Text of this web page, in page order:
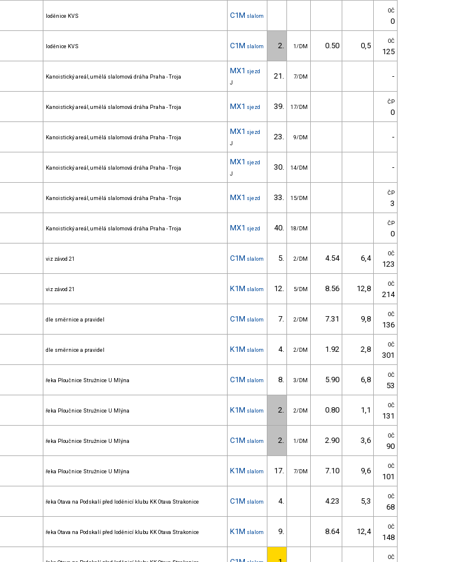
loděnice KVS C1M slalom
OČ
0
loděnice KVS C1M slalom 2. 1/DM 0.50 0,5 OČ
125
Kanoistický areál, umělá slalomová dráha Praha - Troja
MX1 sjezd
J
21. 7/DM -
Kanoistický areál, umělá slalomová dráha Praha - Troja MX1 sjezd 39. 17/DM
ČP
0
Kanoistický areál, umělá slalomová dráha Praha - Troja
MX1 sjezd
J
23. 9/DM -
Kanoistický areál, umělá slalomová dráha Praha - Troja
MX1 sjezd
J
30. 14/DM -
Kanoistický areál, umělá slalomová dráha Praha - Troja MX1 sjezd 33. 15/DM
ČP
3
Kanoistický areál, umělá slalomová dráha Praha - Troja MX1 sjezd 40. 18/DM
ČP
0
viz závod 21 C1M slalom 5. 2/DM 4.54 6,4 OČ
123
viz závod 21 K1M slalom 12. 5/DM 8.56 12,8 OČ
214
dle směrnice a pravidel C1M slalom 7. 2/DM 7.31 9,8 OČ
136
dle směrnice a pravidel K1M slalom 4. 2/DM 1.92 2,8 OČ
301
řeka Ploučnice Stružnice U Mlýna C1M slalom 8. 3/DM 5.90 6,8 OČ
53
řeka Ploučnice Stružnice U Mlýna K1M slalom 2. 2/DM 0.80 1,1 OČ
131
řeka Ploučnice Stružnice U Mlýna C1M slalom 2. 1/DM 2.90 3,6 OČ
90
řeka Ploučnice Stružnice U Mlýna K1M slalom 17. 7/DM 7.10 9,6 OČ
101
řeka Otava na Podskalí před loděnicí klubu KK Otava Strakonice C1M slalom 4. 4.23 5,3 OČ
68
řeka Otava na Podskalí před loděnicí klubu KK Otava Strakonice K1M slalom 9. 8.64 12,4 OČ
148
OČ